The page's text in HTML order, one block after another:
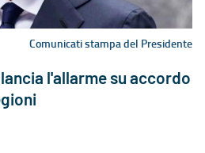
Comunicati stampa del Presidente
l'allarme su accordo